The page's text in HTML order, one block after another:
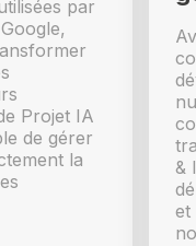
par
Projet IA
de gérer
la
&
et